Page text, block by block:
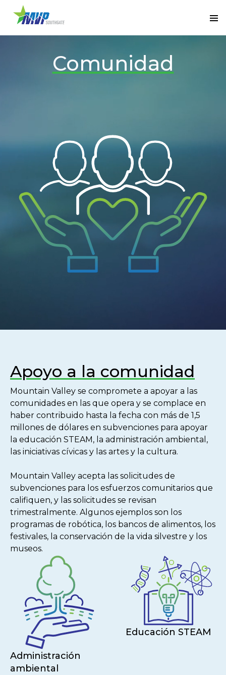
Comunidad
Apoyo a la comunidad
Mountain Valley se compromete a apoyar a las
comunidades en las que opera y se complace en
haber contribuido hasta la fecha con más de 1,5
millones de dólares en subvenciones para apoyar
la educación STEAM, la administración ambiental,
las iniciativas cívicas y las artes y la cultura.
Mountain Valley acepta las solicitudes de
subvenciones para los esfuerzos comunitarios que
califiquen, y las solicitudes se revisan
trimestralmente. Algunos ejemplos son los
programas de robótica, los bancos de alimentos, los
festivales, la conservación de la vida silvestre y los
museos.
Administración
ambiental
Educación STEAM